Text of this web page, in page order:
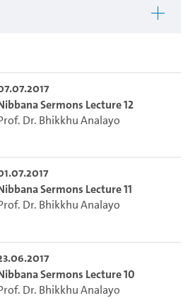
Sermons Lecture 12
Dr. Bhikkhu Analayo
Sermons Lecture 11
Dr. Bhikkhu Analayo
Sermons Lecture 10
Dr. Bhikkhu Analayo